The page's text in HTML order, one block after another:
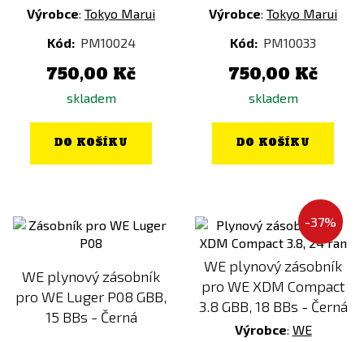
Výrobce: Tokyo Marui
Kód: PM10024
750,00 Kč
skladem
DO KOŠÍKU
Výrobce: Tokyo Marui
Kód: PM10033
750,00 Kč
skladem
DO KOŠÍKU
WE plynový zásobník
pro WE Luger P08 GBB,
15 BBs - Černá
-37%
WE plynový zásobník
pro WE XDM Compact
3.8 GBB, 18 BBs - Černá
Výrobce: WE